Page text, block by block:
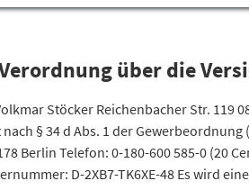
über die
Stöcker Reichenbacher Str. 119
§ 34 d Abs. 1 der
Berlin Telefon: 0-180-600 585-0
D-2XB7-TK6XE-48 Es wird